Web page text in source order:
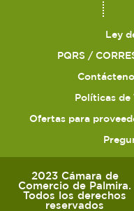
Ley
PQRS /
Políticas de
Ofertas para
2023 Cámara de
Comercio de Palmira.
Todos los derechos
reservados